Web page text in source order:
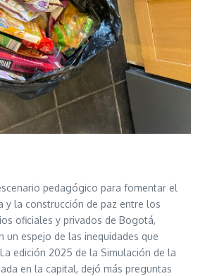
pedagógico para fomentar el
y la construcción de paz entre los
oficiales y privados de Bogotá,
un espejo de las inequidades que
edición 2025 de la Simulación de la
en la capital, dejó más preguntas